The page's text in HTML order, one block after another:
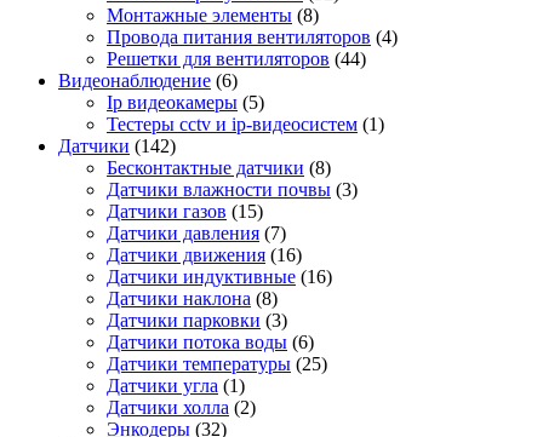
Монтажные элементы (8)
Провода питания вентиляторов (4)
Решетки для вентиляторов (44)
Видеонаблюдение (6)
Ip видеокамеры (5)
Тестеры cctv и ip-видеосистем (1)
Датчики (142)
Бесконтактные датчики (8)
Датчики влажности почвы (3)
Датчики газов (15)
Датчики давления (7)
Датчики движения (16)
Датчики индуктивные (16)
Датчики наклона (8)
Датчики парковки (3)
Датчики потока воды (6)
Датчики температуры (25)
Датчики угла (1)
Датчики холла (2)
Энкодеры (32)